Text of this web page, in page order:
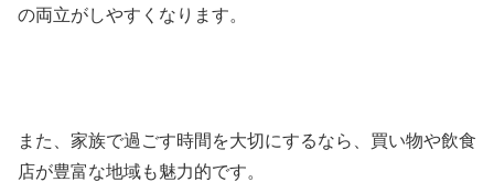
の両立がしやすくなります。
また、家族で過ごす時間を大切にするなら、買い物や飲食
店が豊富な地域も魅力的です。